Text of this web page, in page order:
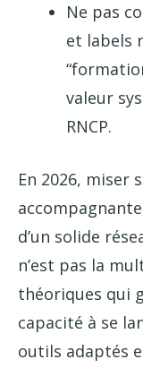
Ne pas
et labels
valeur
RNCP.
En 2026, miser
d’un solide
n’est pas la
théoriques qui
capacité à se
outils adaptés